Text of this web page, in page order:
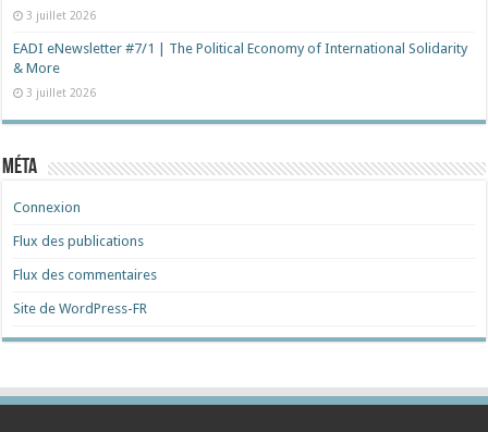
3 juillet 2026
EADI eNewsletter #7/1 | The Political Economy of International Solidarity
& More
3 juillet 2026
Méta
Connexion
Flux des publications
Flux des commentaires
Site de WordPress-FR